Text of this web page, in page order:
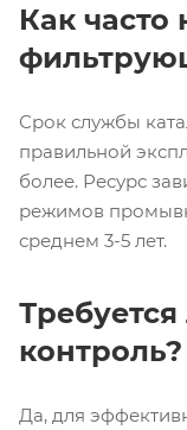
Как
Срок службы
правильной
более. Ресурс
режимов
среднем 3-5 лет.
контроль?
Да, для